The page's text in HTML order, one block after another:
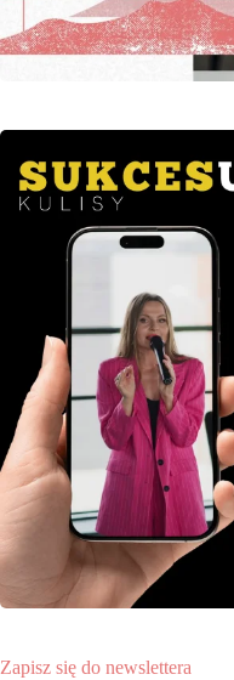
Zapisz się do newslettera